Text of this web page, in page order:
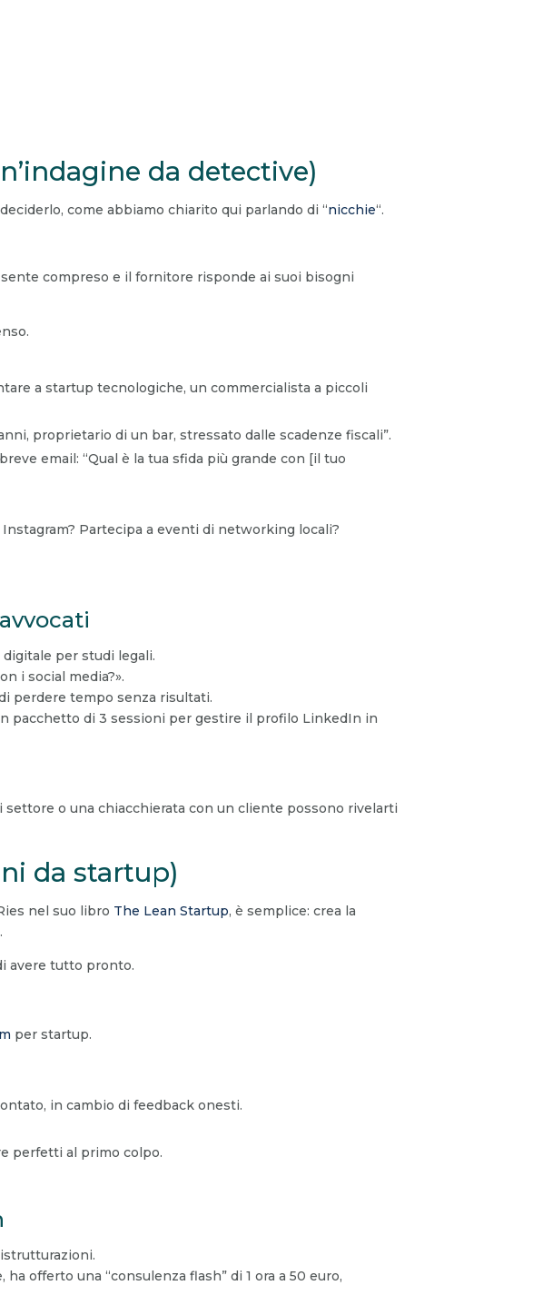
da detective)
come abbiamo chiarito qui parlando di “nicchie“.
compreso e il fornitore risponde ai suoi bisogni
a startup tecnologiche, un commercialista a piccoli
proprietario di un bar, stressato dalle scadenze fiscali”.
email: “Qual è la tua sfida più grande con [il tuo
Partecipa a eventi di networking locali?
per studi legali.
i social media?».
perdere tempo senza risultati.
pacchetto di 3 sessioni per gestire il profilo LinkedIn in
settore o una chiacchierata con un cliente possono rivelarti
da startup)
nel suo libro The Lean Startup, è semplice: crea la
avere tutto pronto.
per startup.
in cambio di feedback onesti.
perfetti al primo colpo.
offerto una “consulenza flash” di 1 ora a 50 euro,